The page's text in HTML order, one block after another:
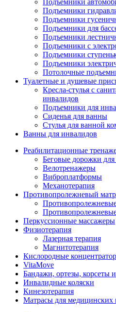
Подъемники
Подъемники
Подъемники
Подъемники для
Подъемники
Подъемники с
Подъемники
Подъемники
Потолочные
Туалетные и душевые
Кресла-стулья с
инвалидов
Подъемники для
Сиденья для ванны
Стулья для ванной
Ванны для инвалидов
Реабилитационные
Беговые дорожки
Велотренажеры
Виброплатформы
Механотерапия
Противопролежневый
Перкуссионные массажеры
Физиотерапия
Лазерная терапия
Магнитотерапия
Кислородные
VitaMove
Бандажи, ортезы, корсеты
Инвалидные коляски
Кинезотерапия
Матрасы для медицинских